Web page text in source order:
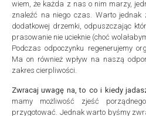
wiem, że każda z nas o nim marzy,
znaleźć na niego czas. Warto jednak
dodatkowej drzemki, odpuszczając
prasowanie nie ucieknie (choć
Podczas odpoczynku regenerujemy
Ma on również wpływ na naszą
zakres cierpliwości.
Zwracaj uwagę na, to co i kiedy
mamy możliwość zjeść
przygotować. Jednak warto byśmy